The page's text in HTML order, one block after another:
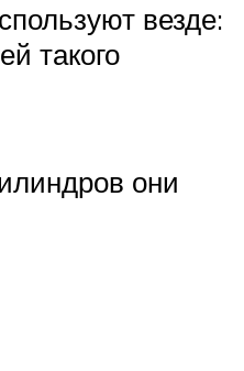
везде:
такого
они